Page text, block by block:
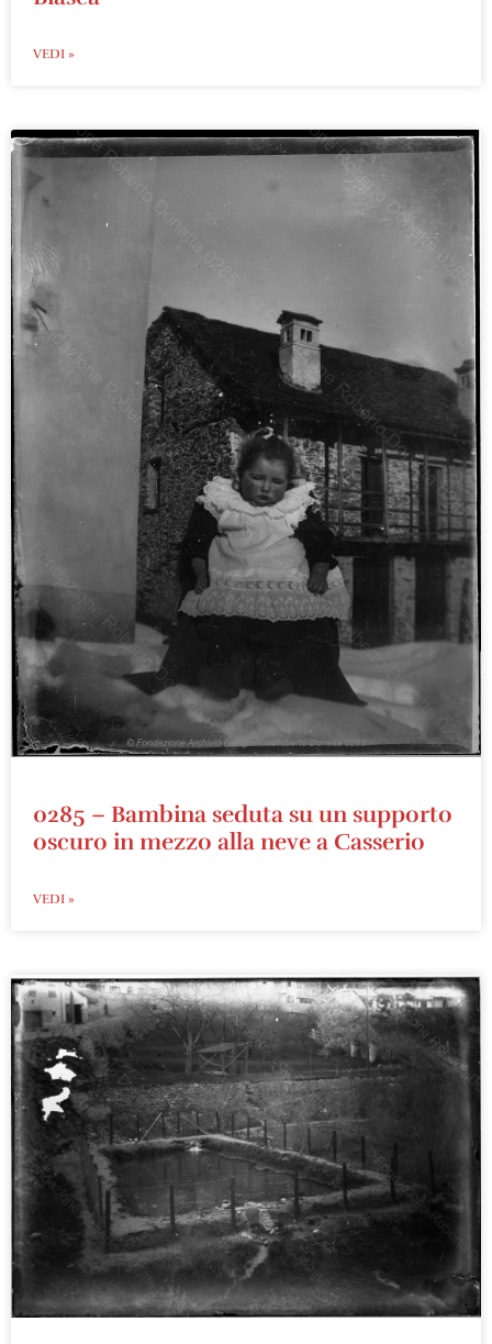
VEDI »
0285 – Bambina seduta su un supporto
oscuro in mezzo alla neve a Casserio
VEDI »